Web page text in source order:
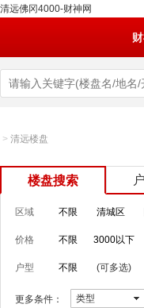
清远佛冈4000-财神网
> 清远楼盘
楼盘搜索
区域 不限 清城区
价格 不限 3000以下
户型 不限 (可多选)
更多条件： 类型